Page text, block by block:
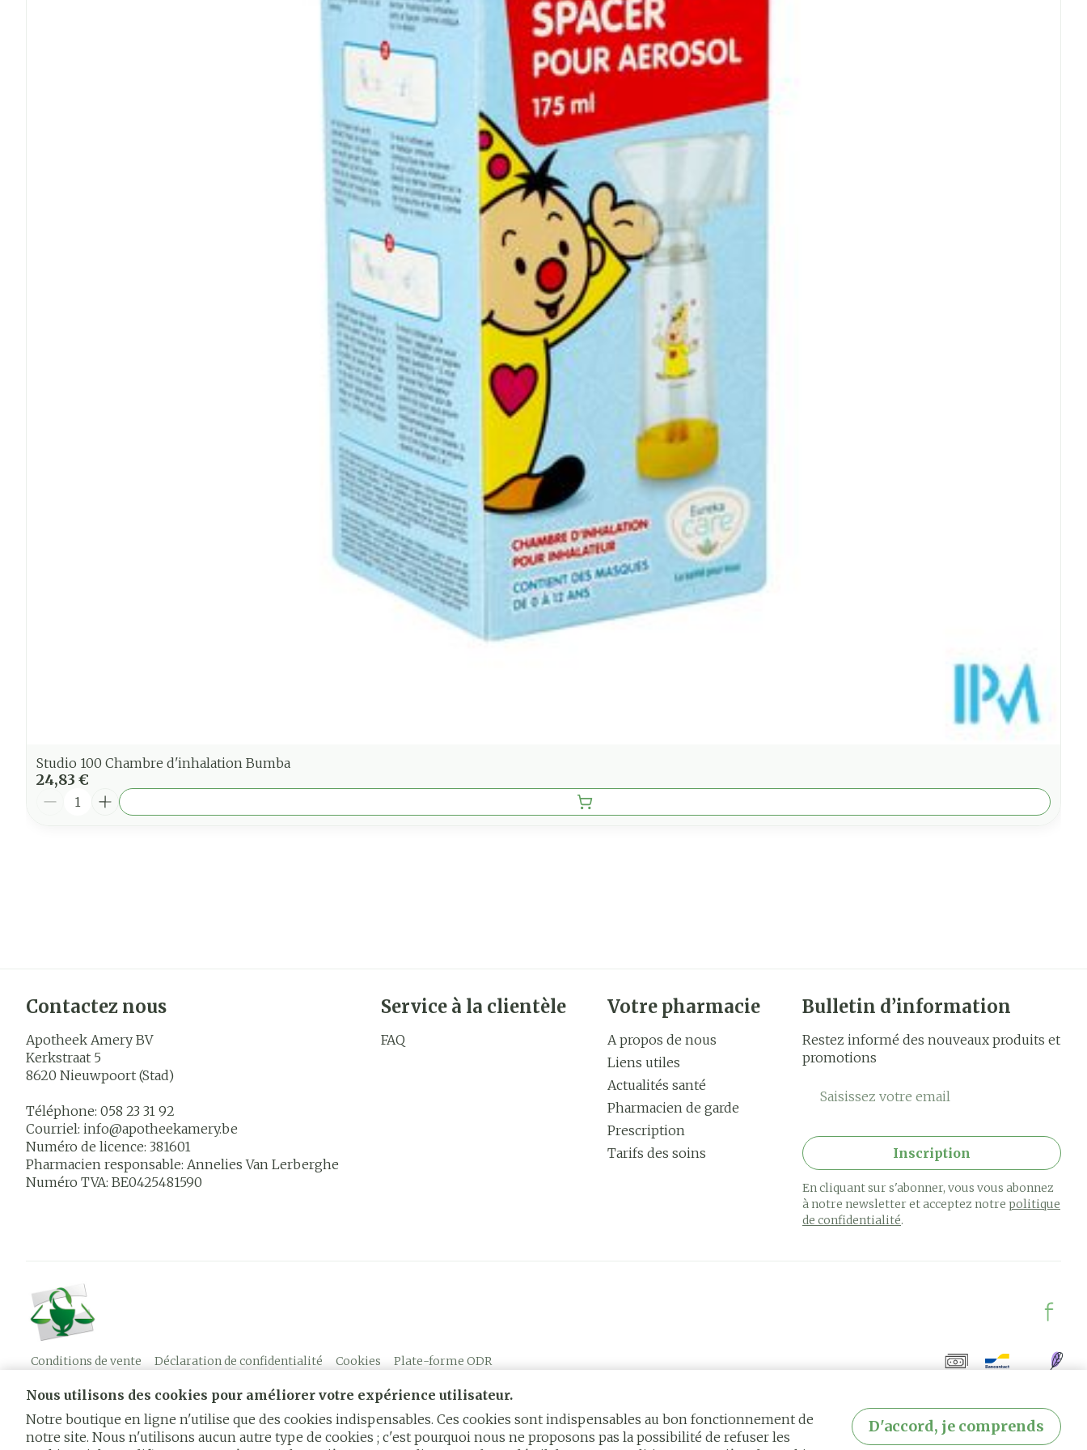
Nous utilisons des cookies pour améliorer votre expérience utilisateur.
Notre boutique en ligne n'utilise que des cookies indispensables. Ces cookies sont indispensables au bon fonctionnement de
notre site. Nous n'utilisons aucun autre type de cookies ; c'est pourquoi nous ne proposons pas la possibilité de refuser les
D'accord, je comprends
Studio 100 Chambre d'inhalation Bumba
24,83 €
Quantité
Contactez nous
Apotheek Amery BV
Kerkstraat 5
8620 Nieuwpoort (Stad)
Téléphone: 058 23 31 92
Courriel: info@apotheekamery.be
Numéro de licence: 381601
Pharmacien responsable: Annelies Van Lerberghe
Numéro TVA: BE0425481590
Service à la clientèle
FAQ
Votre pharmacie
A propos de nous
Liens utiles
Actualités santé
Pharmacien de garde
Prescription
Tarifs des soins
Bulletin d’information
Restez informé des nouveaux produits et
promotions
Inscription
En cliquant sur s'abonner, vous vous abonnez
à notre newsletter et acceptez notrepolitique
de confidentialité.
Conditions de vente Déclaration de confidentialité Cookies Plate-forme ODR